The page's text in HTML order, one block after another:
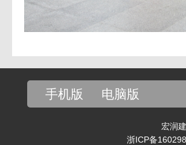
手机版 电脑版
宏润
浙ICP备